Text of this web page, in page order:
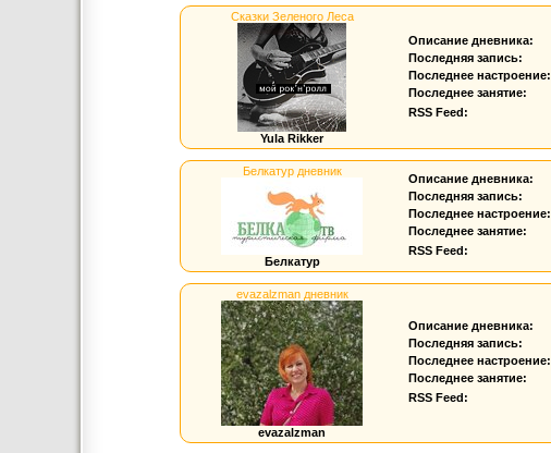
Сказки Зеленого Леса
Yula Rikker
Описание дневника:
Последняя запись:
Последнее настроение:
Последнее занятие:
RSS Feed:
Белкатур дневник
Белкатур
Описание дневника:
Последняя запись:
Последнее настроение:
Последнее занятие:
RSS Feed:
evazalzman дневник
evazalzman
Описание дневника:
Последняя запись:
Последнее настроение:
Последнее занятие:
RSS Feed: